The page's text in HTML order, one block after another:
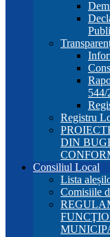
544/
Registru
DIN
Consiliul Local
Lista
Comisiile